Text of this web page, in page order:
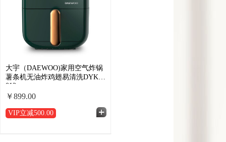
大宇（DAEWOO)家用空气炸锅
薯条机无油炸鸡翅易清洗DYKZ-
012
￥899.00
VIP立减500.00